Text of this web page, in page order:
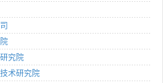
究院
术研究院